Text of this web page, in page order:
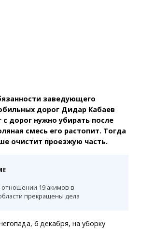
заведующего
дорог Дидар Кабаев
с дорог нужно убирать после
смесь его растопит. Тогда
очистит проезжую часть.
отношении 19 акимов в
прекращены дела
6 декабря, на уборку